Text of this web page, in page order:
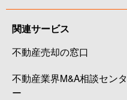
関連サービス
不動産売却の窓口
不動産業界M&A相談センタ
ー